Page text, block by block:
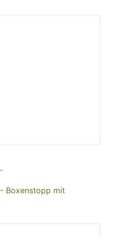
- Boxenstopp mit